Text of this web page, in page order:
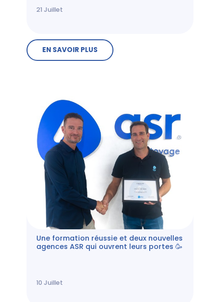
21 Juillet
EN SAVOIR PLUS
Une formation réussie et deux nouvelles
agences ASR qui ouvrent leurs portes 🥳
10 Juillet